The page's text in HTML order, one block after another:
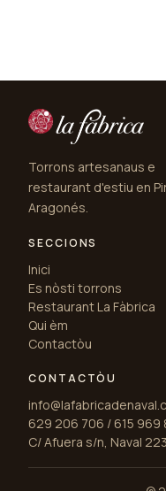
Torrons artesanaus e
restaurant d'estiu en
Aragonés.
SECCIONS
Inici
Es nòsti torrons
Restaurant La Fàbrica
Qui èm
Contactòu
CONTACTÒU
629 206 706 / 615 969
C/ Afuera s/n, Naval